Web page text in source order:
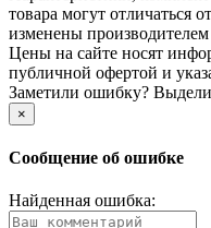
товара могут отличаться
изменены производителем
Цены на сайте носят
публичной офертой и
Заметили ошибку?
×
Сообщение об ошибке
Найденная ошибка: